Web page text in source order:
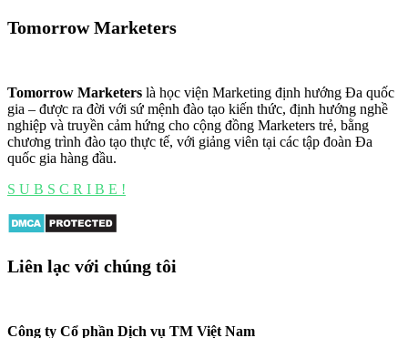
Tomorrow Marketers
Tomorrow Marketers là học viện Marketing định hướng Đa quốc
gia – được ra đời với sứ mệnh đào tạo kiến thức, định hướng nghề
nghiệp và truyền cảm hứng cho cộng đồng Marketers trẻ, bằng
chương trình đào tạo thực tế, với giảng viên tại các tập đoàn Đa
quốc gia hàng đầu.
S U B S C R I B E !
Liên lạc với chúng tôi
Công ty Cổ phần Dịch vụ TM Việt Nam